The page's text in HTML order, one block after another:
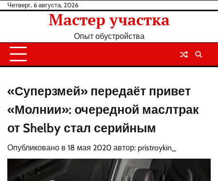
Перейти
Четверг, 6 августа, 2026
Мастер участка
Опыт обустройства
«Суперзмей» передаёт привет
«Молнии»: очередной маслтрак
от Shelby стал серийным
Опубликовано в 18 мая 2020 автор: pristroykin_